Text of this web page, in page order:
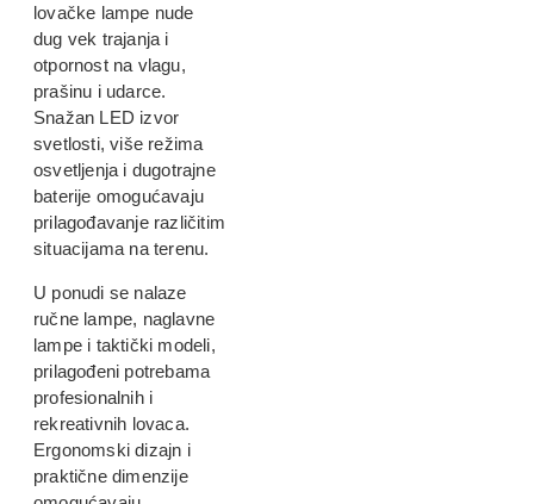
lovačke lampe nude
dug vek trajanja i
otpornost na vlagu,
prašinu i udarce.
Snažan LED izvor
svetlosti, više režima
osvetljenja i dugotrajne
baterije omogućavaju
prilagođavanje različitim
situacijama na terenu.
U ponudi se nalaze
ručne lampe, naglavne
lampe i taktički modeli,
prilagođeni potrebama
profesionalnih i
rekreativnih lovaca.
Ergonomski dizajn i
praktične dimenzije